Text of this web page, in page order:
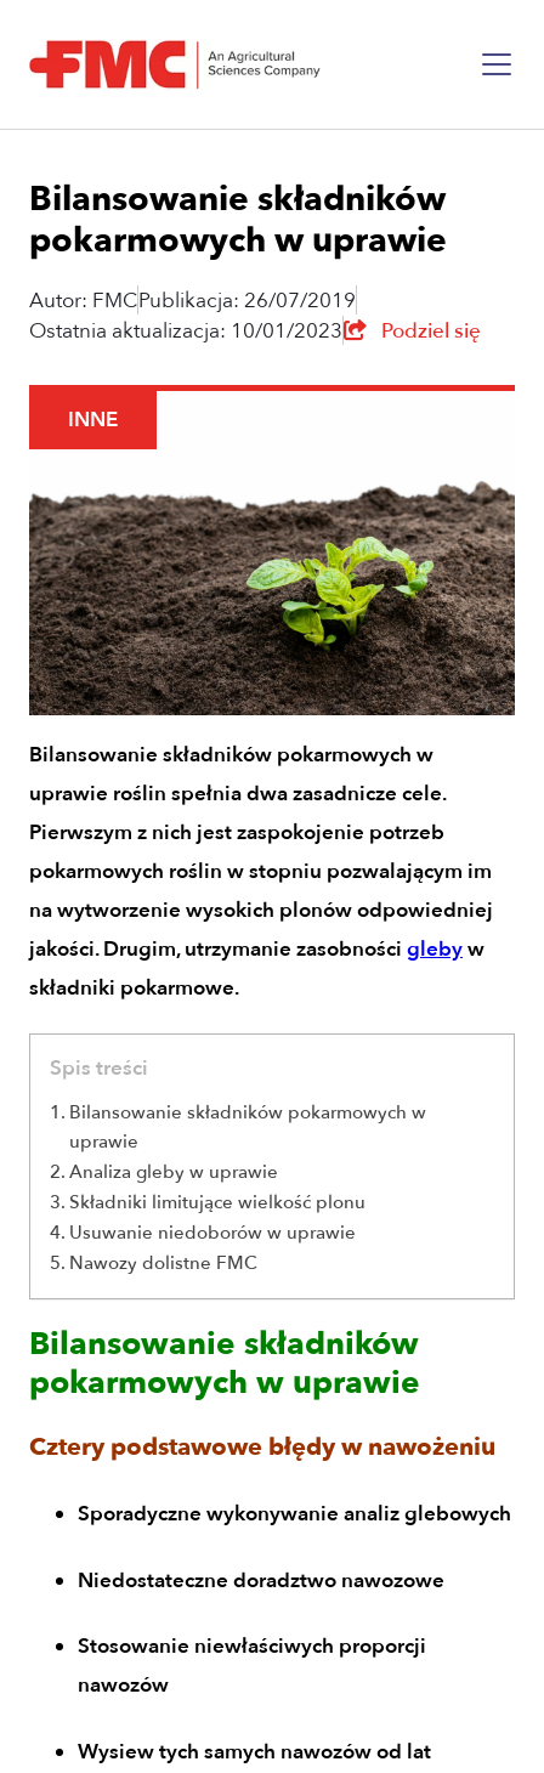
Bilansowanie składników
pokarmowych w uprawie
Autor: FMCPublikacja: 26/07/2019
Ostatnia aktualizacja: 10/01/2023
Podziel się
INNE
Bilansowanie składników pokarmowych w
uprawie roślin spełnia dwa zasadnicze cele.
Pierwszym z nich jest zaspokojenie potrzeb
pokarmowych roślin w stopniu pozwalającym im
na wytworzenie wysokich plonów odpowiedniej
jakości.Drugim, utrzymanie zasobności glebyw
składniki pokarmowe.
Spis treści
Bilansowanie składników pokarmowych w
uprawie
Analiza gleby w uprawie
Składniki limitujące wielkość plonu
Usuwanie niedoborów w uprawie
Nawozy dolistne FMC
Bilansowanie składników
pokarmowych w uprawie
Cztery podstawowe błędy w nawożeniu
Sporadyczne wykonywanie analiz glebowych
Niedostateczne doradztwo nawozowe
Stosowanie niewłaściwych proporcji
nawozów
Wysiew tych samych nawozów od lat